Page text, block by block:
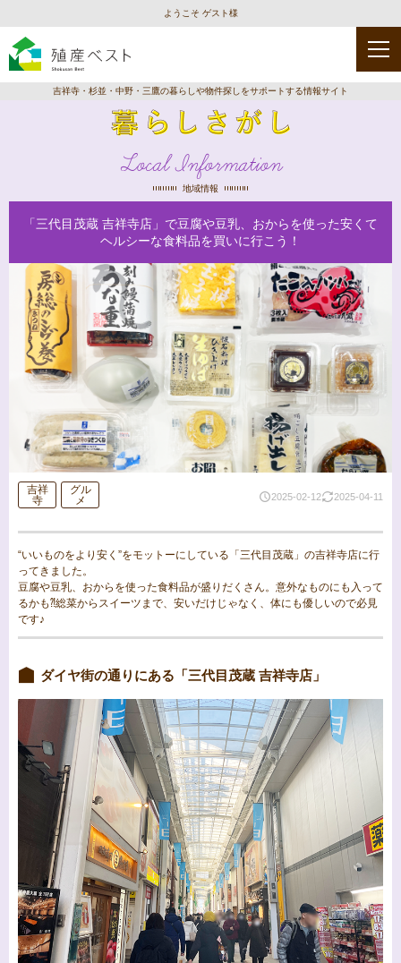
ようこそ ゲスト様
吉祥寺・杉並・中野・三鷹の暮らしや物件探しをサポートする情報サイト
Local Information
地域情報
「三代目茂蔵 吉祥寺店」で豆腐や豆乳、おからを使った安くて
ヘルシーな食料品を買いに行こう！
吉祥
寺
グル
メ
2025-02-12 2025-04-11
“いいものをより安く”をモットーにしている「三代目茂蔵」の吉祥寺店に行
ってきました。
豆腐や豆乳、おからを使った食料品が盛りだくさん。意外なものにも入って
るかも⁈総菜からスイーツまで、安いだけじゃなく、体にも優しいので必見
です♪
ダイヤ街の通りにある「三代目茂蔵 吉祥寺店」